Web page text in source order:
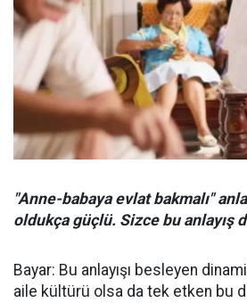
"Anne-babaya evlat bakmalı"
oldukça güçlü. Sizce bu anlayış
Bayar: Bu anlayışı besleyen
aile kültürü olsa da tek etken bu